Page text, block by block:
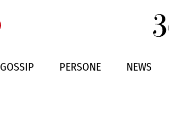
GOSSIP PERSONE NEWS